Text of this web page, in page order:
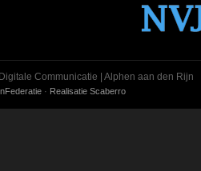
Communicatie | Alphen aan den Rijn
· Realisatie Scaberro